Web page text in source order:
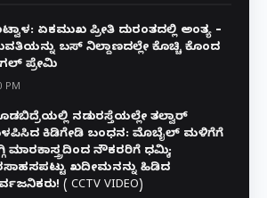
ಏಕಮುಖ ಪ್ರೀತಿ ದುರಂತದಲ್ಲಿ ಅಂತ್ಯ –
ಬಸ್ ನಿಲ್ದಾಣದಲ್ಲೇ ಕೊಚ್ಚಿ ಕೊಂದ
ಪ್ರೇಮಿ
PM
ನಡುರಸ್ತೆಯಲ್ಲೇ ತಲ್ವಾರ್
ಕಿಡಿಗೇಡಿ ಬಂಧನ: ಮೊಬೈಲ್ ಮಳಿಗೆಗೆ
ಮಾರಕಾಸ್ತ್ರದಿಂದ ನೌಕರರಿಗೆ ಧಮ್ಕಿ;
ಖದೀಮನನ್ನು ಹಿಡಿದ
( CCTV VIDEO)